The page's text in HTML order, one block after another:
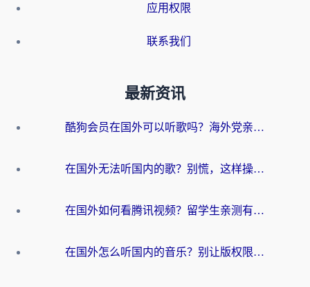
应用权限
联系我们
最新资讯
酷狗会员在国外可以听歌吗？海外党亲测有效：3步解决音乐权限难题
在国外无法听国内的歌？别慌，这样操作就能畅听QQ音乐（附亲测加速器推荐）
在国外如何看腾讯视频？留学生亲测有效的回国加速方案
在国外怎么听国内的音乐？别让版权限制断了你的华语歌单